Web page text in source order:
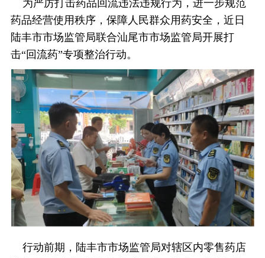
为严厉打击药品回流违法违规行为，进一步规范
药品经营使用秩序，保障人民群众用药安全，近日
陆丰市市场监管局联合汕尾市市场监管局开展打
击“回流药”专项整治行动。
行动前期，陆丰市市场监管局对辖区内零售药店